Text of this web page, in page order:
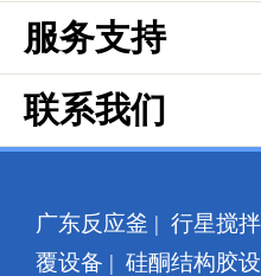
服务支持
联系我们
广东反应釜 | 行星搅
覆设备 | 硅酮结构胶